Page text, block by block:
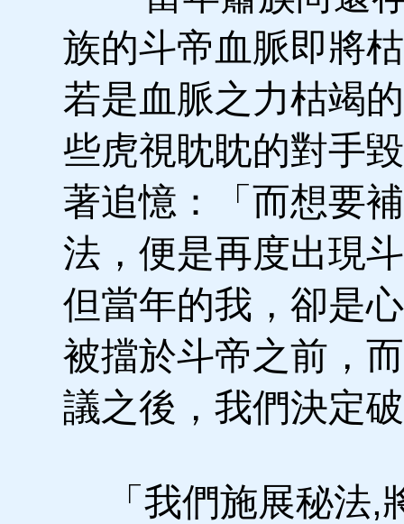
族的斗帝血脈即將
若是血脈之力枯竭
些虎視眈眈的對手
著追憶：「而想要
法，便是再度出現
但當年的我，卻是
被擋於斗帝之前，
議之後，我們決
「我們施展秘法,